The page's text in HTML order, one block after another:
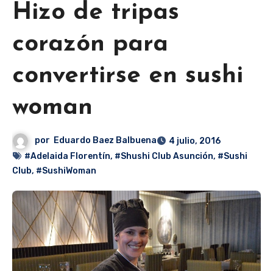
Hizo de tripas
corazón para
convertirse en sushi
woman
por Eduardo Baez Balbuena
4 julio, 2016
#Adelaida Florentín, #Shushi Club Asunción, #Sushi
Club, #SushiWoman